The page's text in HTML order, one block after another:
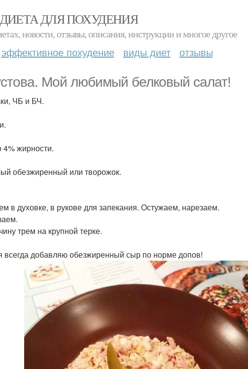
ДИЕТА ДЛЯ ПОХУДЕНИЯ
новости, отзывы, описания, инструкции и многое другое
эффективное похудение виды диет отзывы
Мой любимый белковый салат!
ЧБ и БЧ.
4% жирности.
обезжиренный или творожок.
в духовке, в рукове для запекания. Остужаем, нарезаем.
трем на крупной терке.
всегда добавляю обезжиренный сыр по норме допов!